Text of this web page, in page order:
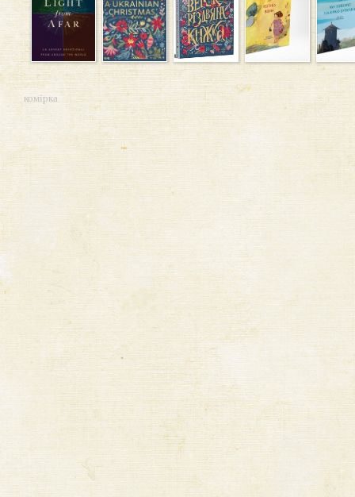
комірка